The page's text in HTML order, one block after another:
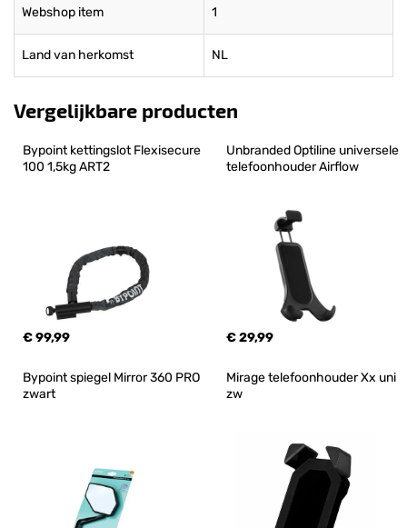
Webshop item 1
Land van herkomst NL
Vergelijkbare producten
Bypoint kettingslot Flexisecure
100 1,5kg ART2
€ 99,99
Unbranded Optiline universele
telefoonhouder Airflow
€ 29,99
Bypoint spiegel Mirror 360 PRO
zwart
Mirage telefoonhouder Xx uni
zw